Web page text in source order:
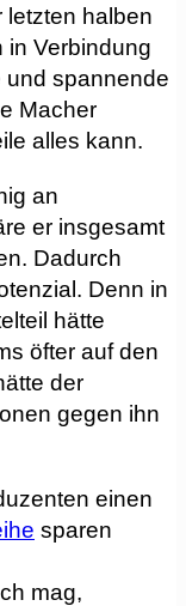
letzten halben
in Verbindung
und spannende
Macher
alles kann.
er insgesamt
Dadurch
Denn in
hätte
öfter auf den
der
gegen ihn
sparen
mag,